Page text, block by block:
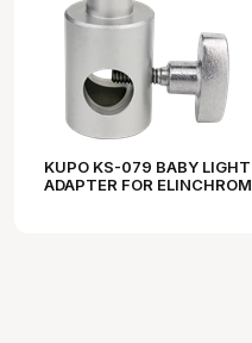
KUPO KS-079 BABY LIGHT
ADAPTER FOR ELINCHROM